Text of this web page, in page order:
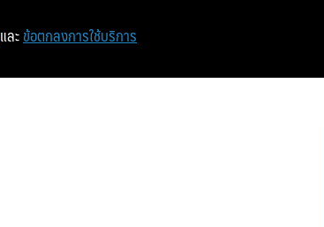
หน้าแรก ท่องเที่ยว
และ ข้อตกลงการใช้บริการ